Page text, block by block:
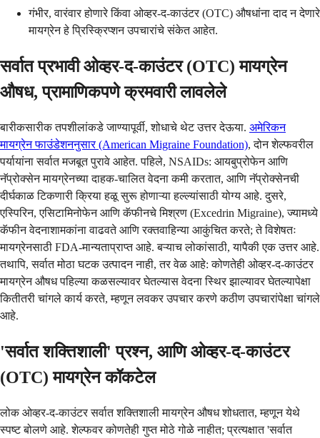
गंभीर, वारंवार होणारे किंवा ओव्हर-द-काउंटर (OTC) औषधांना दाद न देणारे
मायग्रेन हे प्रिस्क्रिप्शन उपचारांचे संकेत आहेत.
सर्वात प्रभावी ओव्हर-द-काउंटर (OTC) मायग्रेन
औषध, प्रामाणिकपणे क्रमवारी लावलेले
बारीकसारीक तपशीलांकडे जाण्यापूर्वी, शोधाचे थेट उत्तर देऊया. अमेरिकन
मायग्रेन फाउंडेशननुसार (American Migraine Foundation), दोन शेल्फवरील
पर्यायांना सर्वात मजबूत पुरावे आहेत. पहिले, NSAIDs: आयबुप्रोफेन आणि
नॅप्रोक्सेन मायग्रेनच्या दाहक-चालित वेदना कमी करतात, आणि नॅप्रोक्सेनची
दीर्घकाळ टिकणारी क्रिया हळू सुरू होणाऱ्या हल्ल्यांसाठी योग्य आहे. दुसरे,
एस्पिरिन, एसिटामिनोफेन आणि कॅफीनचे मिश्रण (Excedrin Migraine), ज्यामध्ये
कॅफीन वेदनाशामकांना वाढवते आणि रक्तवाहिन्या आकुंचित करते; ते विशेषतः
मायग्रेनसाठी FDA-मान्यताप्राप्त आहे. बऱ्याच लोकांसाठी, यापैकी एक उत्तर आहे.
तथापि, सर्वात मोठा घटक उत्पादन नाही, तर वेळ आहे: कोणतेही ओव्हर-द-काउंटर
मायग्रेन औषध पहिल्या कळसल्यावर घेतल्यास वेदना स्थिर झाल्यावर घेतल्यापेक्षा
कितीतरी चांगले कार्य करते, म्हणून लवकर उपचार करणे कठीण उपचारांपेक्षा चांगले
आहे.
'सर्वात शक्तिशाली' प्रश्न, आणि ओव्हर-द-काउंटर
(OTC) मायग्रेन कॉकटेल
लोक ओव्हर-द-काउंटर सर्वात शक्तिशाली मायग्रेन औषध शोधतात, म्हणून येथे
स्पष्ट बोलणे आहे. शेल्फवर कोणतेही गुप्त मोठे गोळे नाहीत; प्रत्यक्षात 'सर्वात